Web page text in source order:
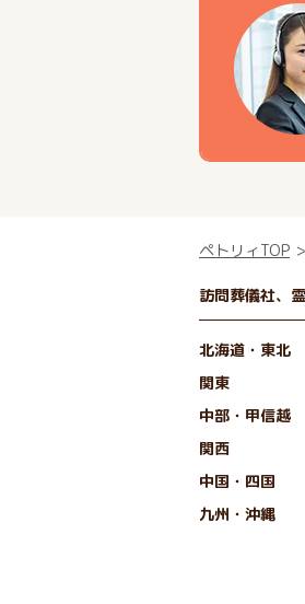
ペトリィTOP
訪問葬儀社、
北海道・東北
関東
中部・甲信越
関西
中国・四国
九州・沖縄